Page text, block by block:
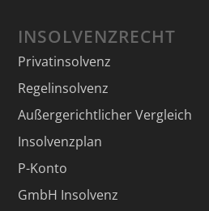
INSOLVENZRECHT
Privatinsolvenz
Regelinsolvenz
Außergerichtlicher Vergleich
Insolvenzplan
P-Konto
GmbH Insolvenz